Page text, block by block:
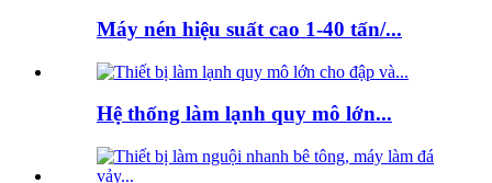
Máy nén hiệu suất cao 1-40 tấn/...
Hệ thống làm lạnh quy mô lớn...